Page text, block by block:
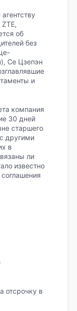
об
без
Се Цзепэн
и
компания
30 дней
старшего
другими
в
ли
известно
отсрочку в